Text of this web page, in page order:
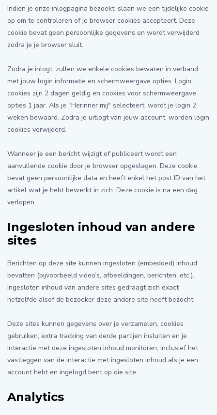
Indien je onze inlogpagina bezoekt, slaan we een tijdelijke cookie
op om te controleren of je browser cookies accepteert. Deze
cookie bevat geen persoonlijke gegevens en wordt verwijderd
zodra je je browser sluit.
Zodra je inlogt, zullen we enkele cookies bewaren in verband
met jouw login informatie en schermweergave opties. Login
cookies zijn 2 dagen geldig en cookies voor schermweergave
opties 1 jaar. Als je "Herinner mij" selecteert, wordt je login 2
weken bewaard. Zodra je uitlogt van jouw account, worden login
cookies verwijderd.
Wanneer je een bericht wijzigt of publiceert wordt een
aanvullende cookie door je browser opgeslagen. Deze cookie
bevat geen persoonlijke data en heeft enkel het post ID van het
artikel wat je hebt bewerkt in zich. Deze cookie is na een dag
verlopen.
Ingesloten inhoud van andere
sites
Berichten op deze site kunnen ingesloten (embedded) inhoud
bevatten (bijvoorbeeld video’s, afbeeldingen, berichten, etc.).
Ingesloten inhoud van andere sites gedraagt zich exact
hetzelfde alsof de bezoeker deze andere site heeft bezocht.
Deze sites kunnen gegevens over je verzamelen, cookies
gebruiken, extra tracking van derde partijen insluiten en je
interactie met deze ingesloten inhoud monitoren, inclusief het
vastleggen van de interactie met ingesloten inhoud als je een
account hebt en ingelogd bent op die site.
Analytics